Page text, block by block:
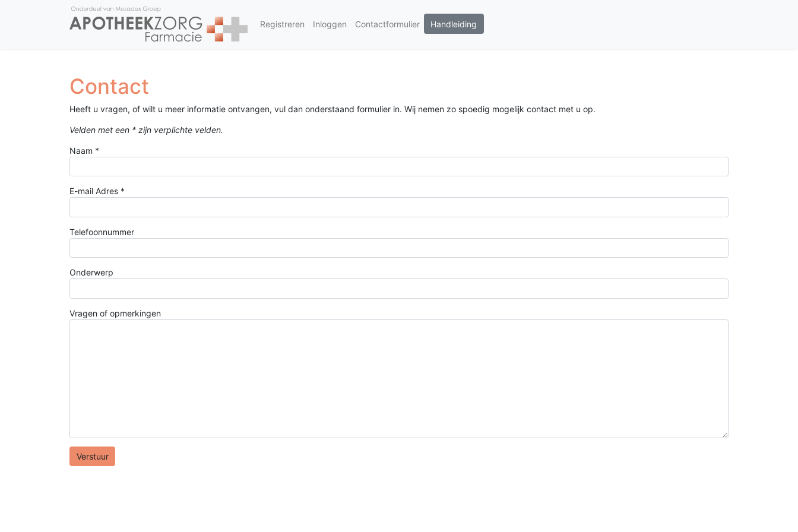
Registreren Inloggen Contactformulier Handleiding
Contact
Heeft u vragen, of wilt u meer informatie ontvangen, vul dan onderstaand formulier in. Wij nemen zo spoedig mogelijk contact met u op.
Velden met een * zijn verplichte velden.
Naam *
E-mail Adres *
Telefoonnummer
Onderwerp
Vragen of opmerkingen